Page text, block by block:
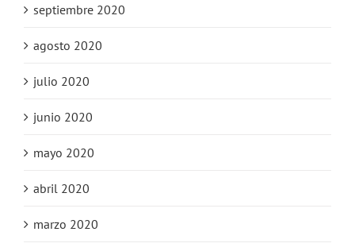
septiembre 2020
agosto 2020
julio 2020
junio 2020
mayo 2020
abril 2020
marzo 2020